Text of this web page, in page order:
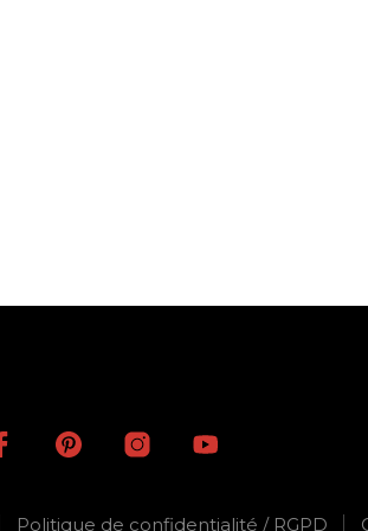
Politique de confidentialité / RGPD